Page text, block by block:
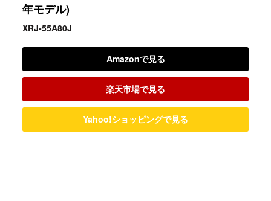
年モデル)
XRJ-55A80J
Amazonで見る
楽天市場で見る
Yahoo!ショッピングで見る